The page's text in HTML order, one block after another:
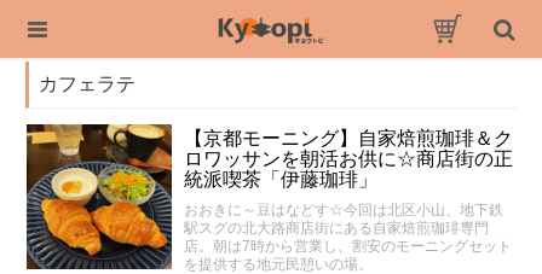
カフェラテ
【京都モーニング】自家焙煎珈琲＆ク
ロワッサンを朝活お供に☆商店街の正
統派喫茶「伊藤珈琲」
おおきに～豆はなどす☆今回は北区小山、地下鉄
駅スグの北大路商店街にある自家焙煎珈琲専門
店。朝は7時から営業し、割安のモーニングセット
を提供する地元民憩いの場。